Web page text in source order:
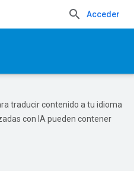
Acceder
traducir contenido a tu idioma
con IA pueden contener